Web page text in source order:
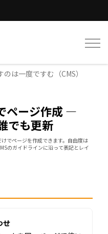
のは一度ですむ（CMS）
ページ作成 —
でも更新
でページを作成できます。自由度は
のガイドラインに沿って表記とレイ
せ